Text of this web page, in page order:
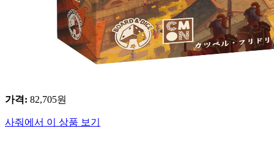
가격: 82,705원
사줘에서 이 상품 보기